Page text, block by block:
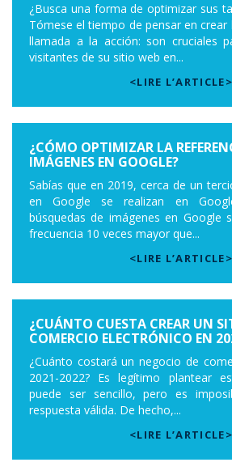
¿Busca una forma de optimizar sus
Tómese el tiempo de pensar en
llamada a la acción: son cruciales
visitantes de su sitio web en...
<LIRE L’ARTICLE>
¿CÓMO OPTIMIZAR LA
IMÁGENES EN GOOGLE?
Sabías que en 2019, cerca de un
en Google se realizan en
búsquedas de imágenes en Google
frecuencia 10 veces mayor que...
<LIRE L’ARTICLE>
¿CUÁNTO CUESTA CREAR UN
COMERCIO ELECTRÓNICO EN
¿Cuánto costará un negocio de
2021-2022? Es legítimo plantear
puede ser sencillo, pero es
respuesta válida. De hecho,...
<LIRE L’ARTICLE>